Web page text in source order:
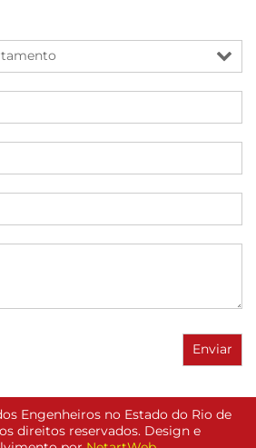
Engenheiros no Estado do Rio de
direitos reservados. Design e